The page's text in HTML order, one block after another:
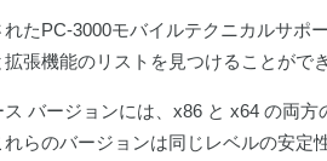
たPC-3000モバイルテクニカルサポ
拡張機能のリストを見つけることがで
ス バージョンには、x86 と x64 の両
れらのバージョンは同じレベルの安定